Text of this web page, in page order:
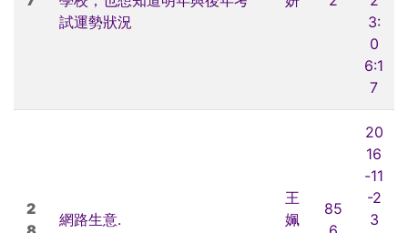
試運勢狀況
3:
0
6:1
7
2
網路生意.
王
姵
85
20
16
-11
-2
3